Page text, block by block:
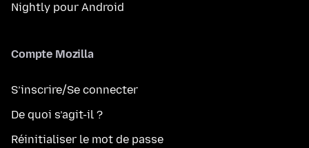
Nightly pour Android
Compte Mozilla
S’inscrire/Se connecter
De quoi s’agit-il ?
Réinitialiser le mot de passe